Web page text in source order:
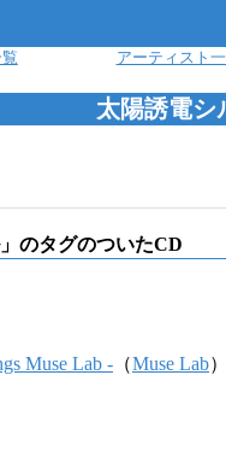
アーティスト
太陽誘電シ
」のタグのついたCD
Muse Lab - （Muse Lab